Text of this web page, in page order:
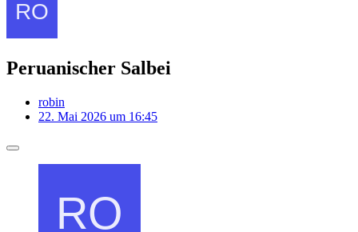
Peruanischer Salbei
robin
22. Mai 2026 um 16:45